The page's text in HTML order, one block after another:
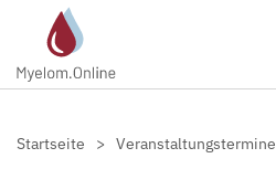
Zum Hauptinhalt springen
Startseite Veranstaltungstermine